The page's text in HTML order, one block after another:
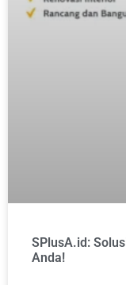
SPlusA.id:
Anda!